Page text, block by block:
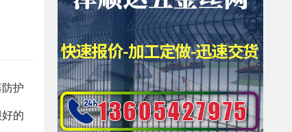
护
的